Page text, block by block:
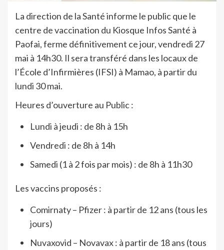
La direction de la Santé informe le public que le
centre de vaccination du Kiosque Infos Santé à
Paofai, ferme définitivement ce jour, vendredi 27
mai à 14h30. Il sera transféré dans les locaux de
l’École d’Infirmières (IFSI) à Mamao, à partir du
lundi 30 mai.
Heures d’ouverture au Public :
Lundi à jeudi : de 8h à 15h
Vendredi : de 8h à 14h
Samedi (1 à 2 fois par mois) : de 8h à 11h30
Les vaccins proposés :
Comirnaty – Pfizer : à partir de 12 ans (tous les
jours)
Nuvaxovid – Novavax : à partir de 18 ans (tous